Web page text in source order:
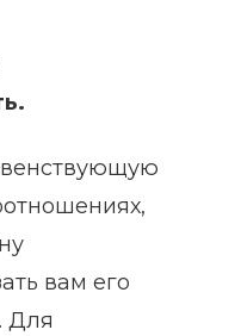
вам его
Для